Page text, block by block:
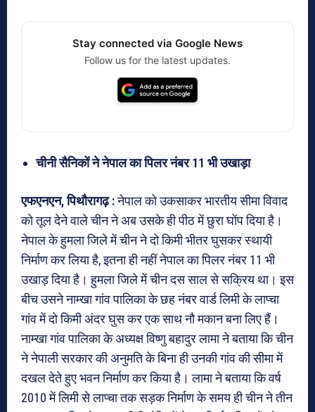
Stay connected via Google News
Follow us for the latest updates.
चीनी सैनिकों ने नेपाल का पिलर नंबर 11 भी उखाड़ा
एफएनएन, पिथौरागढ़ :नेपाल को उकसाकर भारतीय सीमा विवाद
को तूल देने वाले चीन ने अब उसके ही पीठ में छुरा घोंप दिया है।
नेपाल के हुमला जिले में चीन ने दो किमी भीतर घुसकर स्थायी
निर्माण कर लिया है, इतना ही नहीं नेपाल का पिलर नंबर 11 भी
उखाड़ दिया है। हुमला जिले में चीन दस साल से सक्रिय था। इस
बीच उसने नाम्खा गांव पालिका के छह नंबर वार्ड लिमी के लाप्चा
गांव में दो किमी अंदर घुस कर एक साथ नौ मकान बना लिए हैं।
नाम्खा गांव पालिका के अध्यक्ष विष्णु बहादुर लामा ने बताया कि चीन
ने नेपाली सरकार की अनुमति के बिना ही उनकी गांव की सीमा में
दखल देते हुए भवन निर्माण कर किया है। लामा ने बताया कि वर्ष
2010 में लिमी से लाप्चा तक सड़क निर्माण के समय ही चीन ने तीन